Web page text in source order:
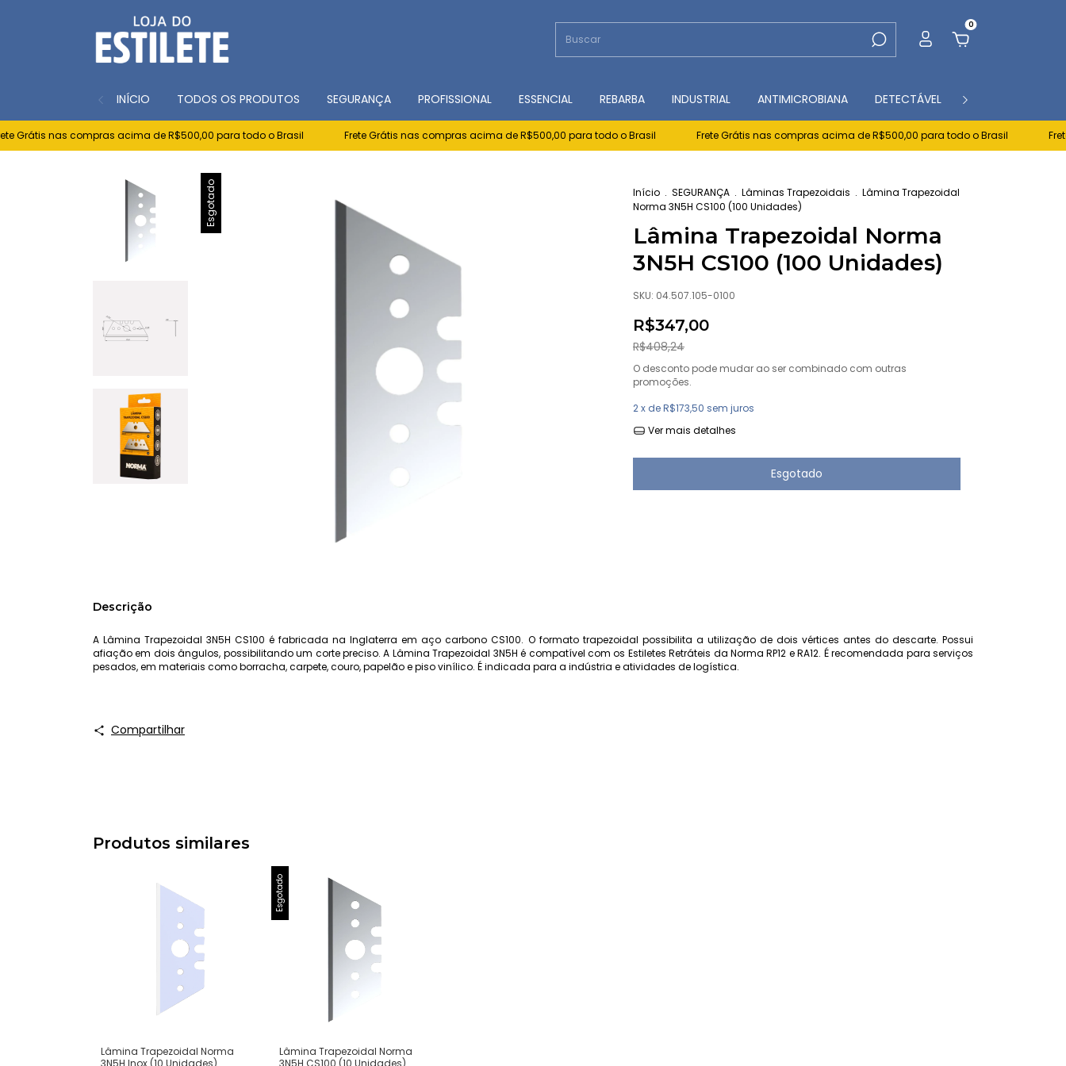
0
INÍCIO TODOS OS PRODUTOS SEGURANÇA PROFISSIONAL ESSENCIAL REBARBA INDUSTRIAL ANTIMICROBIANA DETECTÁVEL
nas compras acima de R$500,00 para todo o Brasil Frete Grátis nas compras acima de R$500,00 para todo o Brasil Frete Grátis nas compras acima de R$500,00 para todo o Brasil Frete
Esgotado Início . SEGURANÇA . Lâminas Trapezoidais . Lâmina Trapezoidal
Norma 3N5H CS100 (100 Unidades)
Lâmina Trapezoidal Norma
3N5H CS100 (100 Unidades)
SKU: 04.507.105-0100
R$347,00
R$408,24
O desconto pode mudar ao ser combinado com outras
promoções.
2x deR$173,50 sem juros
Ver mais detalhes
Descrição
A Lâmina Trapezoidal 3N5H CS100 é fabricada na Inglaterra em aço carbono CS100. O formato trapezoidal possibilita a utilização de dois vértices antes do descarte. Possui
afiação em dois ângulos, possibilitando um corte preciso. A Lâmina Trapezoidal 3N5H é compatível com os Estiletes Retráteis da Norma RP12 e RA12. É recomendada para serviços
pesados, em materiais como borracha, carpete, couro, papelão e piso vinílico. É indicada para a indústria e atividades de logística.
Compartilhar
Produtos similares
Lâmina Trapezoidal Norma
3N5H Inox (10 Unidades)
Esgotado
Lâmina Trapezoidal Norma
3N5H CS100 (10 Unidades)